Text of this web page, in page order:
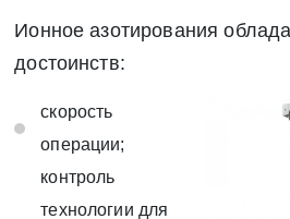
Ионное азотирования
достоинств:
скорость
операции;
контроль
технологии для
* - обязательные поля для
Отправить